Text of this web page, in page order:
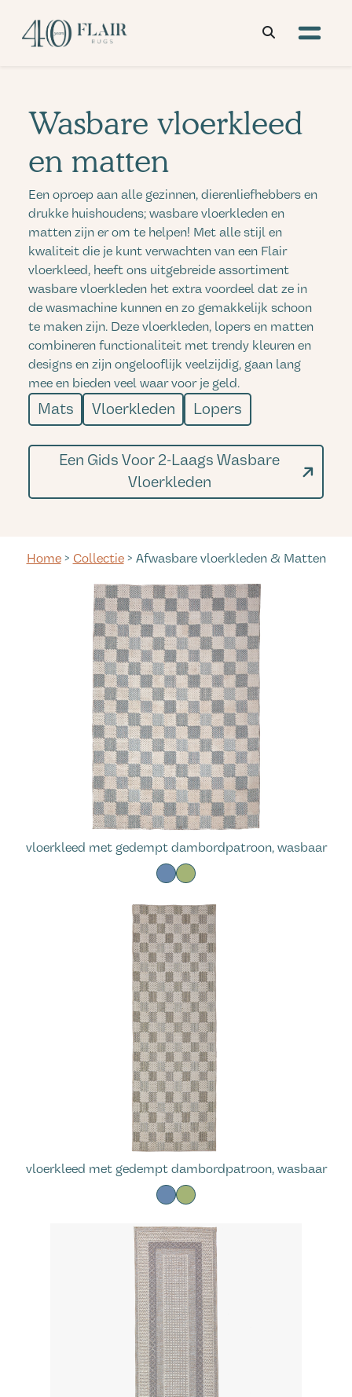
Wasbare vloerkleed
en matten
Een oproep aan alle gezinnen, dierenliefhebbers en
drukke huishoudens; wasbare vloerkleden en
matten zijn er om te helpen! Met alle stijl en
kwaliteit die je kunt verwachten van een Flair
vloerkleed, heeft ons uitgebreide assortiment
wasbare vloerkleden het extra voordeel dat ze in
de wasmachine kunnen en zo gemakkelijk schoon
te maken zijn. Deze vloerkleden, lopers en matten
combineren functionaliteit met trendy kleuren en
designs en zijn ongelooflijk veelzijdig, gaan lang
mee en bieden veel waar voor je geld.
Mats Vloerkleden Lopers
Een Gids Voor 2-Laags Wasbare
Vloerkleden
Home> Collectie> Afwasbare vloerkleden & Matten
vloerkleed met gedempt dambordpatroon, wasbaar
vloerkleed met gedempt dambordpatroon, wasbaar